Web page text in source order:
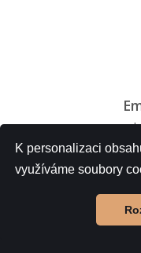
K personalizaci
využíváme soubory